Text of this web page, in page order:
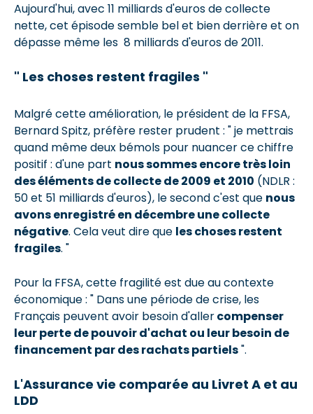
Aujourd'hui, avec 11 milliards d'euros de collecte
nette, cet épisode semble bel et bien derrière et on
dépasse même les 8 milliards d'euros de 2011.
" Les choses restent fragiles "
Malgré cette amélioration, le président de la FFSA,
Bernard Spitz, préfère rester prudent : " je mettrais
quand même deux bémols pour nuancer ce chiffre
positif : d'une part nous sommes encore très loin
des éléments de collecte de 2009 et 2010 (NDLR :
50 et 51 milliards d'euros), le second c'est que nous
avons enregistré en décembre une collecte
négative. Cela veut dire que les choses restent
fragiles. "
Pour la FFSA, cette fragilité est due au contexte
économique : " Dans une période de crise, les
Français peuvent avoir besoin d'allercompenser
leur perte de pouvoir d'achat ou leur besoin de
financement par des rachats partiels".
L'Assurance vie comparée au Livret A et au
LDD